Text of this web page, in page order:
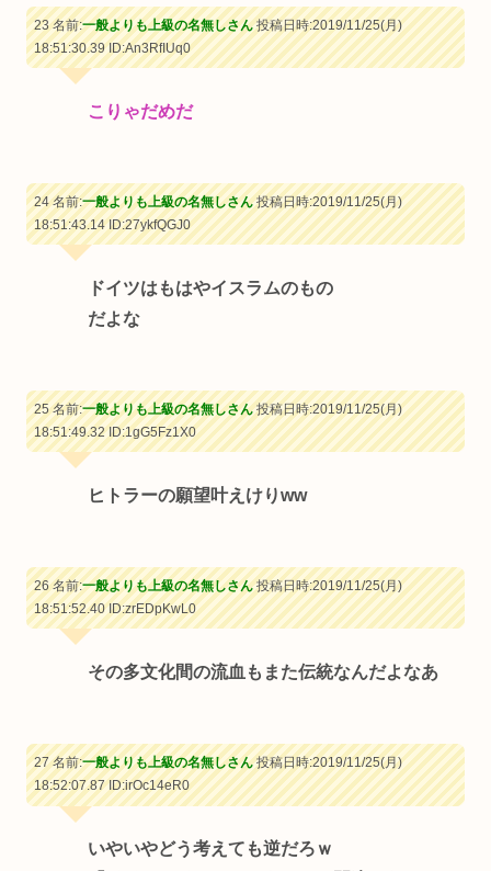
23 名前:一般よりも上級の名無しさん投稿日時:2019/11/25(月)
18:51:30.39ID:An3RfIUq0
こりゃだめだ
24 名前:一般よりも上級の名無しさん投稿日時:2019/11/25(月)
18:51:43.14ID:27ykfQGJ0
ドイツはもはやイスラムのもの
だよな
25 名前:一般よりも上級の名無しさん投稿日時:2019/11/25(月)
18:51:49.32ID:1gG5Fz1X0
ヒトラーの願望叶えけりww
26 名前:一般よりも上級の名無しさん投稿日時:2019/11/25(月)
18:51:52.40ID:zrEDpKwL0
その多文化間の流血もまた伝統なんだよなあ
27 名前:一般よりも上級の名無しさん投稿日時:2019/11/25(月)
18:52:07.87ID:irOc14eR0
いやいやどう考えても逆だろｗ